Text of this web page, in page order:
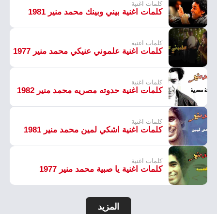
كلمات اغنية
كلمات اغنية بيني وبينك محمد منير 1981
كلمات اغنية
كلمات اغنية علموني عنيكي محمد منير 1977
كلمات اغنية
كلمات اغنية حدوته مصريه محمد منير 1982
كلمات اغنية
كلمات اغنية اشكي لمين محمد منير 1981
كلمات اغنية
كلمات اغنية يا صبية محمد منير 1977
المزيد